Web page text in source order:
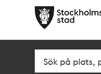
navigationen
huvudinnehållet
Fritextsök